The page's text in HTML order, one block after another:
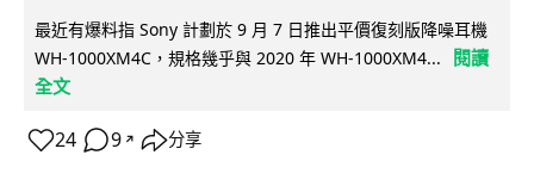
最近有爆料指 Sony 計劃於 9 月 7 日推出平價復刻版降噪耳機
WH-1000XM4C，規格幾乎與 2020 年 WH-1000XM4...
閱讀
全文
24 9 ↗ 分享